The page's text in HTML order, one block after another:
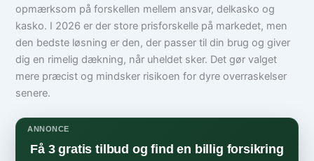
opmærksom på forskellen mellem ansvar, delkasko og
kasko. I 2026 er der store prisforskelle på markedet, men
den bedste løsning er den, der passer til din brug og giver
dig en rimelig dækning, når uheldet sker. Det gør valget
mere præcist og mindsker risikoen for dyre overraskelser
senere.
ANNONCE
Få 3 gratis tilbud og find en billig forsikring